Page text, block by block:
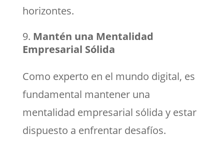
horizontes.
Mantén una Mentalidad
Empresarial Sólida
Como experto en el mundo digital, es
fundamental mantener una
mentalidad empresarial sólida y estar
dispuesto a enfrentar desafíos.